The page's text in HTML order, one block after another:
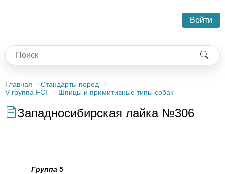
Войти
Главная
Стандарты пород
V группа FCI — Шпицы и примитивные типы собак
Западносибирская лайка №306
Группа 5